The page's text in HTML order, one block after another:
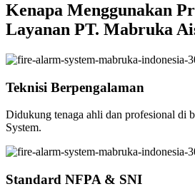
Kenapa Menggunakan
Layanan PT. Mabruka
Teknisi Berpengalaman
Didukung tenaga ahli dan profesional di
System.
Standard NFPA & SNI